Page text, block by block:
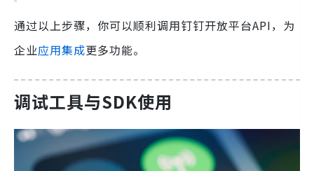
通过以上步骤，你可以顺利调用钉钉开放平台API，为
企业应用集成更多功能。
调试工具与SDK使用